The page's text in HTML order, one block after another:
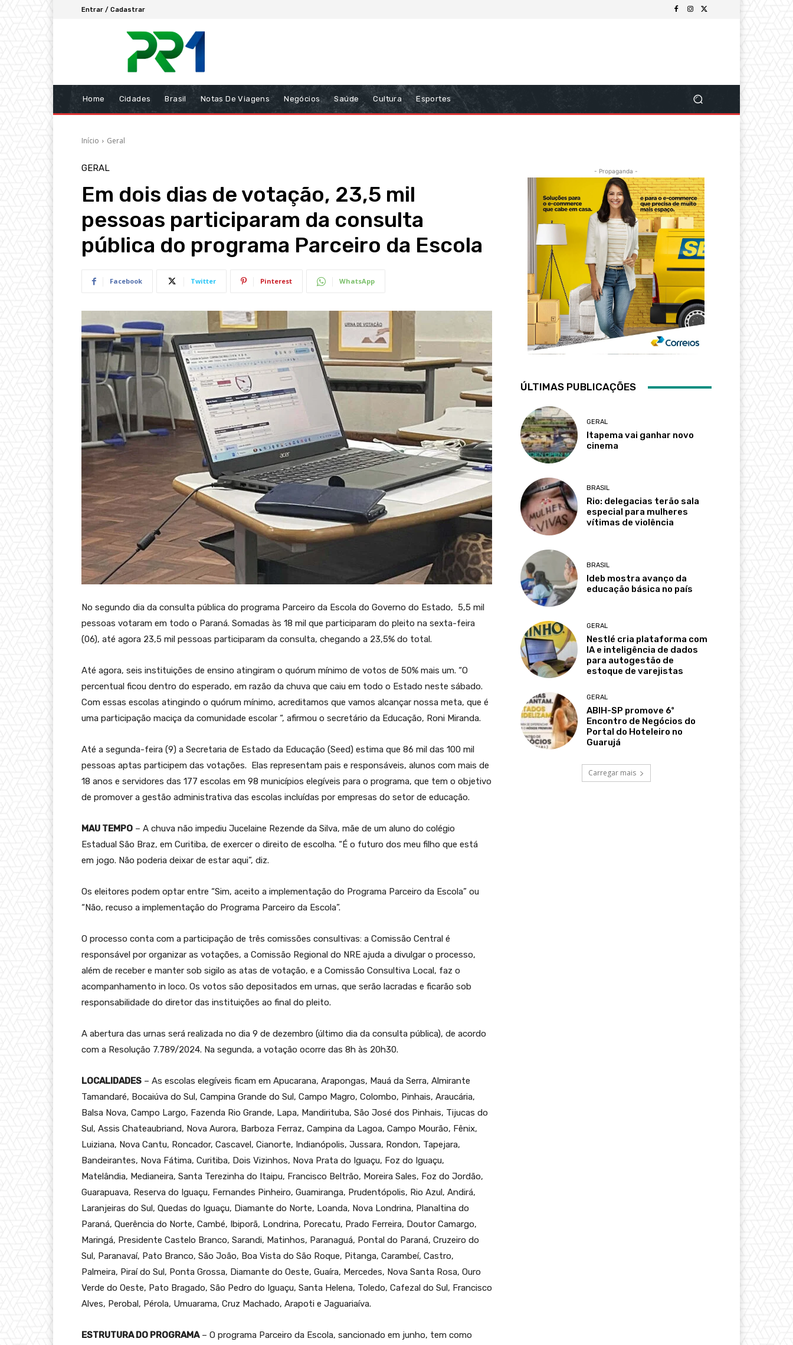
Entrar / Cadastrar
Home Cidades Brasil Notas De Viagens Negócios Saúde Cultura Esportes
Início Geral
GERAL
Em dois dias de votação, 23,5 mil
pessoas participaram da consulta
pública do programa Parceiro da Escola
Facebook Twitter Pinterest WhatsApp
No segundo dia da consulta pública do programa Parceiro da Escola do Governo do Estado, 5,5 mil
pessoas votaram em todo o Paraná. Somadas às 18 mil que participaram do pleito na sexta-feira
(06), até agora 23,5 mil pessoas participaram da consulta, chegando a 23,5% do total.
Até agora, seis instituições de ensino atingiram o quórum mínimo de votos de 50% mais um. “O
percentual ficou dentro do esperado, em razão da chuva que caiu em todo o Estado neste sábado.
Com essas escolas atingindo o quórum mínimo, acreditamos que vamos alcançar nossa meta, que é
uma participação maciça da comunidade escolar “, afirmou o secretário da Educação, Roni Miranda.
Até a segunda-feira (9) a Secretaria de Estado da Educação (Seed) estima que 86 mil das 100 mil
pessoas aptas participem das votações. Elas representam pais e responsáveis, alunos com mais de
18 anos e servidores das 177 escolas em 98 municípios elegíveis para o programa, que tem o objetivo
de promover a gestão administrativa das escolas incluídas por empresas do setor de educação.
MAU TEMPO – A chuva não impediu Jucelaine Rezende da Silva, mãe de um aluno do colégio
Estadual São Braz, em Curitiba, de exercer o direito de escolha. “É o futuro dos meu filho que está
em jogo. Não poderia deixar de estar aqui”, diz.
Os eleitores podem optar entre “Sim, aceito a implementação do Programa Parceiro da Escola” ou
“Não, recuso a implementação do Programa Parceiro da Escola”.
O processo conta com a participação de três comissões consultivas: a Comissão Central é
responsável por organizar as votações, a Comissão Regional do NRE ajuda a divulgar o processo,
além de receber e manter sob sigilo as atas de votação, e a Comissão Consultiva Local, faz o
acompanhamento in loco. Os votos são depositados em urnas, que serão lacradas e ficarão sob
responsabilidade do diretor das instituições ao final do pleito.
A abertura das urnas será realizada no dia 9 de dezembro (último dia da consulta pública), de acordo
com a Resolução 7.789/2024. Na segunda, a votação ocorre das 8h às 20h30.
LOCALIDADES – As escolas elegíveis ficam em Apucarana, Arapongas, Mauá da Serra, Almirante
Tamandaré, Bocaiúva do Sul, Campina Grande do Sul, Campo Magro, Colombo, Pinhais, Araucária,
Balsa Nova, Campo Largo, Fazenda Rio Grande, Lapa, Mandirituba, São José dos Pinhais, Tijucas do
Sul, Assis Chateaubriand, Nova Aurora, Barboza Ferraz, Campina da Lagoa, Campo Mourão, Fênix,
Luiziana, Nova Cantu, Roncador, Cascavel, Cianorte, Indianópolis, Jussara, Rondon, Tapejara,
Bandeirantes, Nova Fátima, Curitiba, Dois Vizinhos, Nova Prata do Iguaçu, Foz do Iguaçu,
Matelândia, Medianeira, Santa Terezinha do Itaipu, Francisco Beltrão, Moreira Sales, Foz do Jordão,
Guarapuava, Reserva do Iguaçu, Fernandes Pinheiro, Guamiranga, Prudentópolis, Rio Azul, Andirá,
Laranjeiras do Sul, Quedas do Iguaçu, Diamante do Norte, Loanda, Nova Londrina, Planaltina do
Paraná, Querência do Norte, Cambé, Ibiporã, Londrina, Porecatu, Prado Ferreira, Doutor Camargo,
Maringá, Presidente Castelo Branco, Sarandi, Matinhos, Paranaguá, Pontal do Paraná, Cruzeiro do
Sul, Paranavaí, Pato Branco, São João, Boa Vista do São Roque, Pitanga, Carambeí, Castro,
Palmeira, Piraí do Sul, Ponta Grossa, Diamante do Oeste, Guaíra, Mercedes, Nova Santa Rosa, Ouro
Verde do Oeste, Pato Bragado, São Pedro do Iguaçu, Santa Helena, Toledo, Cafezal do Sul, Francisco
Alves, Perobal, Pérola, Umuarama, Cruz Machado, Arapoti e Jaguariaíva.
ESTRUTURA DO PROGRAMA– O programa Parceiro da Escola, sancionado em junho, tem como
- Propaganda -
ÚLTIMAS PUBLICAÇÕES
GERAL
Itapema vai ganhar novo
cinema
BRASIL
Rio: delegacias terão sala
especial para mulheres
vítimas de violência
BRASIL
Ideb mostra avanço da
educação básica no país
GERAL
Nestlé cria plataforma com
IA e inteligência de dados
para autogestão de
estoque de varejistas
GERAL
ABIH-SP promove 6º
Encontro de Negócios do
Portal do Hoteleiro no
Guarujá
Carregar mais